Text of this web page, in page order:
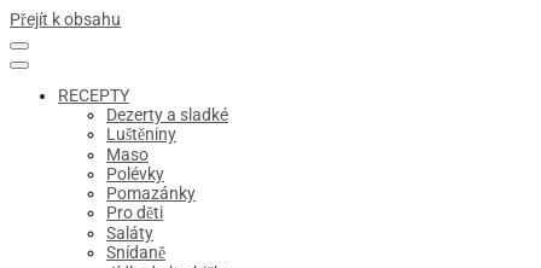
Přejít k obsahu
RECEPTY
Dezerty a sladké
Luštěniny
Maso
Polévky
Pomazánky
Pro děti
Saláty
Snídaně